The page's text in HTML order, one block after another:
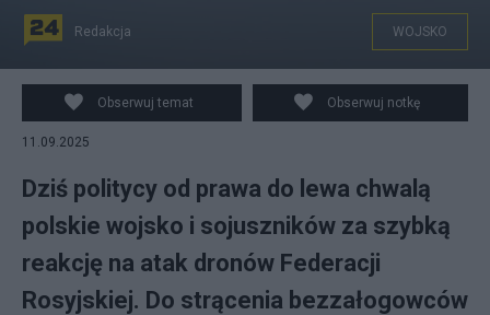
Redakcja WOJSKO
Obserwuj temat Obserwuj notkę
11.09.2025
Dziś politycy od prawa do lewa chwalą
polskie wojsko i sojuszników za szybką
reakcję na atak dronów Federacji
Rosyjskiej. Do strącenia bezzałogowców